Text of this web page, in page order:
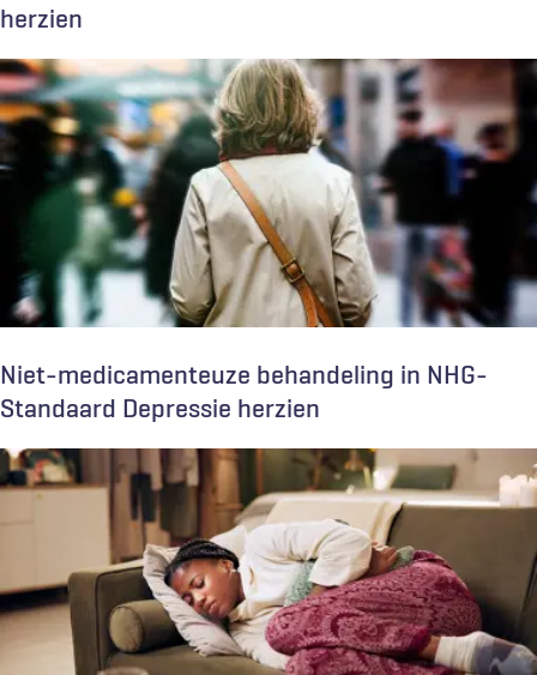
herzien
Niet-medicamenteuze behandeling in NHG-
Standaard Depressie herzien